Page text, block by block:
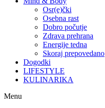
Osr(e)čki
Osebna rast
Dobro počutje
Zdrava prehrana
Energije tedna
Skoraj prepovedano
Dogodki
LIFESTYLE
KULINARIKA
Menu